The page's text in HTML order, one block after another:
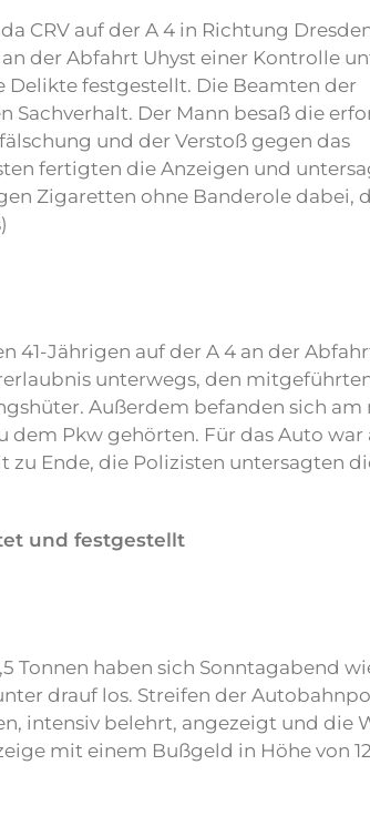
CRV auf der A 4 in Richtung
der Abfahrt Uhyst einer Kontrolle
Delikte festgestellt. Die Beamten der
Der Mann besaß die
und der Verstoß gegen das
fertigten die Anzeigen und
Zigaretten ohne Banderole dabei,
41-Jährigen auf der A 4 an der
unterwegs, den
Außerdem befanden sich am
dem Pkw gehörten. Für das Auto war
Ende, die Polizisten untersagten
und festgestellt
Tonnen haben sich Sonntagabend
drauf los. Streifen der
intensiv belehrt, angezeigt und die
mit einem Bußgeld in Höhe von